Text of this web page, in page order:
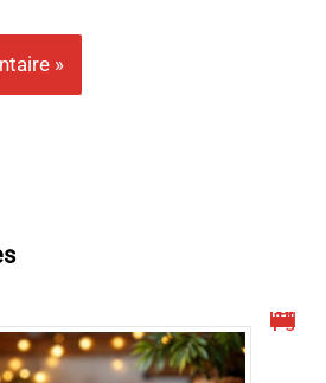
Travail à domicile : emballage et mise sous pli simplifiés